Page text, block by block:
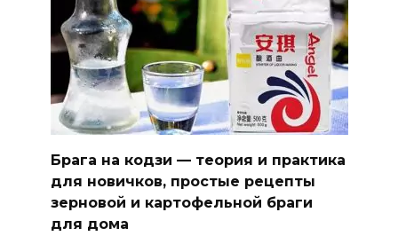
Брага на кодзи — теория и практика
для новичков, простые рецепты
зерновой и картофельной браги
для дома